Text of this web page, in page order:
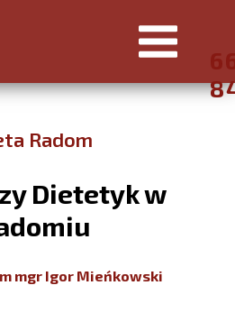
Radom
mgr Igor Mieńkowski
Dietetyk w